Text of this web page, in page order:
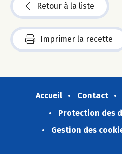
Retour à la liste
Imprimer la recette
Accueil Contact
Protection des
Gestion des